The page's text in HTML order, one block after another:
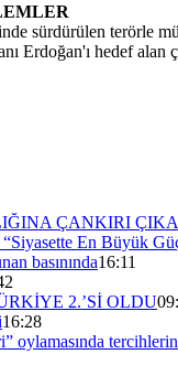
sürdürülen terörle
Erdoğan'ı hedef
ÇANKIRI
En Büyük
basınında16:11
2.’Sİ OLDU
16:28
oylamasında